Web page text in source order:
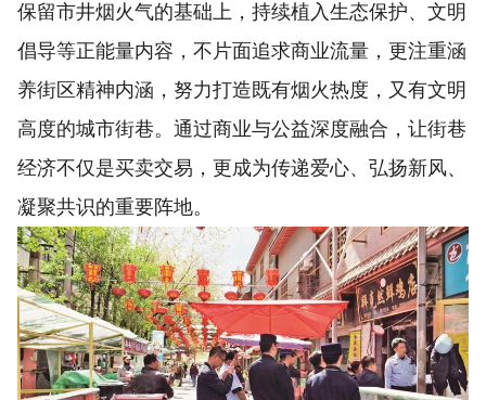
保留市井烟火气的基础上，持续植入生态保护、文明
倡导等正能量内容，不片面追求商业流量，更注重涵
养街区精神内涵，努力打造既有烟火热度，又有文明
高度的城市街巷。通过商业与公益深度融合，让街巷
经济不仅是买卖交易，更成为传递爱心、弘扬新风、
凝聚共识的重要阵地。